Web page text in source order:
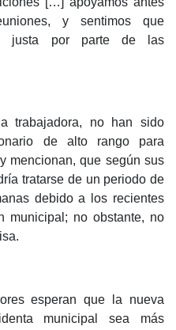
y sentimos que
justa por parte de las
trabajadora, no han sido
de alto rango para
mencionan, que según sus
tratarse de un periodo de
debido a los recientes
municipal; no obstante, no
esperan que la nueva
municipal sea más